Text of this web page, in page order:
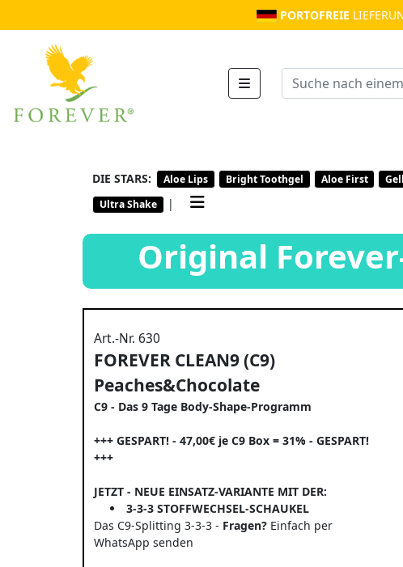
PORTOFREIE
DIE STARS: Aloe Lips Bright Toothgel Aloe First
Ultra Shake
|
Original
Art.-Nr. 630
FOREVER CLEAN9 (C9)
Peaches&Chocolate
C9 - Das 9 Tage Body-Shape-Programm
+++ GESPART! - 47,00€ je C9 Box = 31% - GESPART!
+++
JETZT - NEUE EINSATZ-VARIANTE MIT DER:
3-3-3 STOFFWECHSEL-SCHAUKEL
Das C9-Splitting 3-3-3 - Fragen? Einfach per
WhatsApp senden